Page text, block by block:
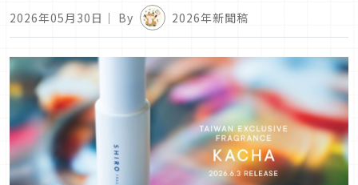
2026年05月30日 ｜ By 2026年新聞稿